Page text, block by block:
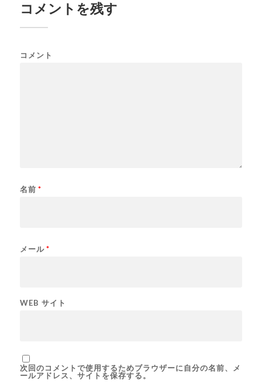
コメントを残す
コメント
名前 *
メール *
WEB サイト
次回のコメントで使用するためブラウザーに自分の名前、メ
ールアドレス、サイトを保存する。